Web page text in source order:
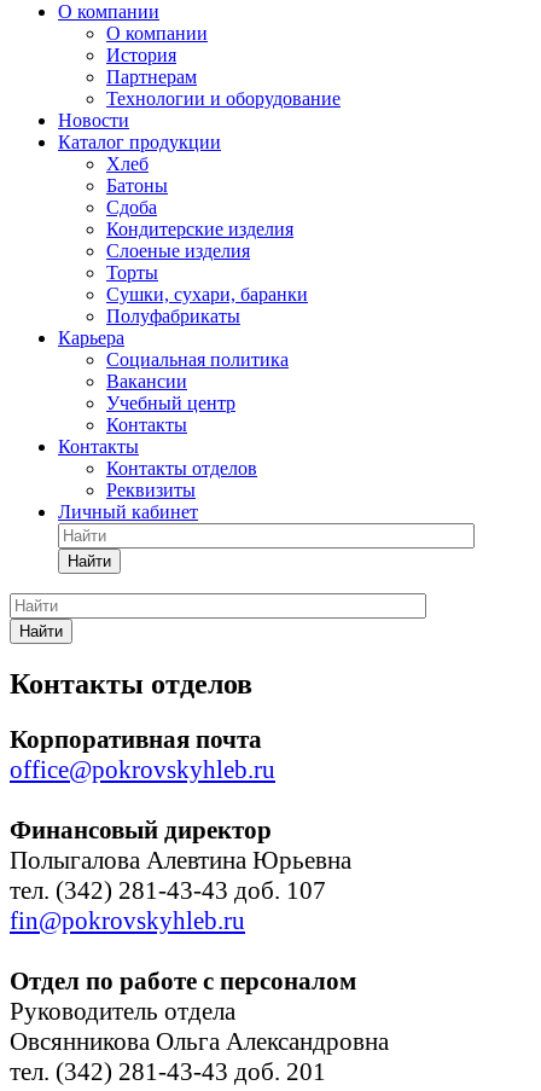
О компании
О компании
История
Партнерам
Технологии и оборудование
Новости
Каталог продукции
Хлеб
Батоны
Сдоба
Кондитерские изделия
Слоеные изделия
Торты
Сушки, сухари, баранки
Полуфабрикаты
Карьера
Социальная политика
Вакансии
Учебный центр
Контакты
Контакты
Контакты отделов
Реквизиты
Личный кабинет
Найти
Найти
Контакты отделов
Корпоративная почта
office@pokrovskyhleb.ru
Финансовый директор
Полыгалова Алевтина Юрьевна
тел. (342) 281-43-43 доб. 107
fin@pokrovskyhleb.ru
Отдел по работе с персоналом
Руководитель отдела
Овсянникова Ольга Александровна
тел. (342) 281-43-43 доб. 201